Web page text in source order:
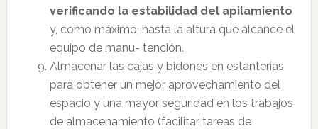
verificando la estabilidad del apilamiento
y, como máximo, hasta la altura que alcance el
equipo de manu- tención.
Almacenar las cajas y bidones en estanterías
para obtener un mejor aprovechamiento del
espacio y una mayor seguridad en los trabajos
de almacenamiento (facilitar tareas de